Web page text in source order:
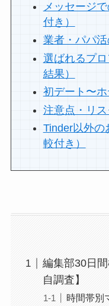
メッセージ
付き）
業者・パパ
選ばれるプ
結果）
初デート〜
注意点・リ
Tinder以外の
較付き）
編集部30日
自調査】
時間帯別